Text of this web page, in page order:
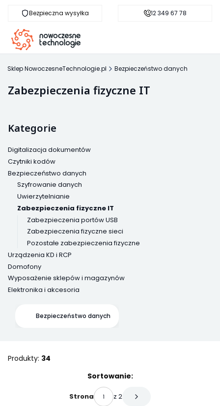
Bezpieczna wysyłka Darmowa dostawa od 500 zł
12 349 67 78
Sklep NowoczesneTechnologie.pl Bezpieczeństwo danych
Zabezpieczenia fizyczne IT
Kategorie
Digitalizacja dokumentów
Czytniki kodów
Bezpieczeństwo danych
Szyfrowanie danych
Uwierzytelnianie
Zabezpieczenia fizyczne IT
Zabezpieczenia portów USB
Zabezpieczenia fizyczne sieci
Pozostałe zabezpieczenia fizyczne
Urządzenia KD i RCP
Domofony
Wyposażenie sklepów i magazynów
Elektronika i akcesoria
Bezpieczeństwo danych
Produkty: 34
Sortowanie:
Strona z 2 Następne produkty